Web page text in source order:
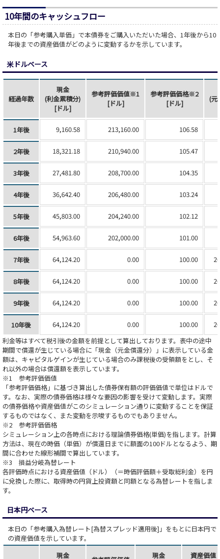
10年間のキャッシュフロー
本日の「参考購入単価」で本債券をご購入いただいた場合、1年後から10
年後までの資産価値がどのように変動するかを示しています。
米ドルベース
経過年数
現金
(利金累積分)
[ドル]
参考評価価値※1
[ドル]
参考評価価格※2
[ドル]
(元
1年後 9,160.58 213,160.00 106.58
2年後 18,321.18 210,940.00 105.47
3年後 27,481.80 208,700.00 104.35
4年後 36,642.40 206,480.00 103.24
5年後 45,803.00 204,240.00 102.12
6年後 54,963.60 202,000.00 101.00
7年後 64,124.20 0.00 100.00
8年後 64,124.20 0.00 100.00
9年後 64,124.20 0.00 100.00
10年後 64,124.20 0.00 100.00
利金等はすべて税引後の金額を前提として算出しております。表中の途中
期間で償還が生じている場合に「現金（元金償還分）」に表示している金
額は、キャピタルゲインが生じている場合のみ課税後の受領額をとし、そ
れ以外の場合は償還額を表示しています。
※1 参考評価価値
「参考評価価格」に基づき算出した債券保有額の評価価値で単位はドルで
す。なお、実際の債券価格は様々な要因の影響を受けて変動します。実際
の債券価格や資産価値がこのシミュレーション通りに変動することを保証
するものではなく、また変動を示唆するものでもありません。
※2 参考評価価格
シミュレーション上の各時点における理論債券価格(単価)を指します。計算
方法は、現在の時価（単価）が償還日までに額面の100ドルとなるよう、期
間に合わせた線形補間で算出しています。
※3 損益分岐為替レート
各評価時点における資産価値（ドル）（＝時価評価額＋受取総利金）を円
に兌換した際に、取得時の円貨上投資額と同額となる為替レートを指しま
す。
日本円ベース
本日の「参考購入為替レート[為替スプレッド適用後]」をもとに日本円で
の資産価値を示しています。
現金
現金 資産価値